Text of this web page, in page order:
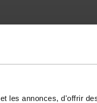
les annonces, d'offrir